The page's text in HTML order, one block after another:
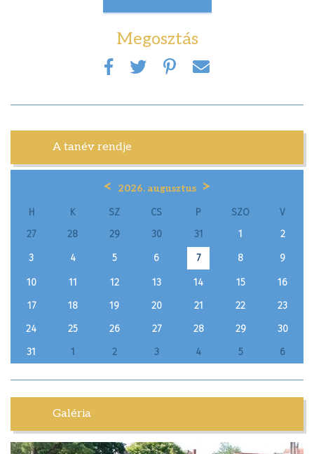
A tanév rendje
< 2026. augusztus >
H K SZ CS P SZO
V
27
28 29 30 31 1
2
3
4 5 6 7 8 9
10 11 12 13 14 15
16
17
18 19 20 21 22
23
24
25 26 27 28 29
30
31
1 2 3 4 5 6
Galéria
Megosztás